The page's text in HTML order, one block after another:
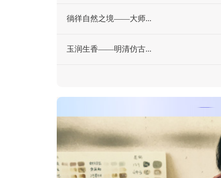
徜徉自然之境——大师...
玉润生香——明清仿古...